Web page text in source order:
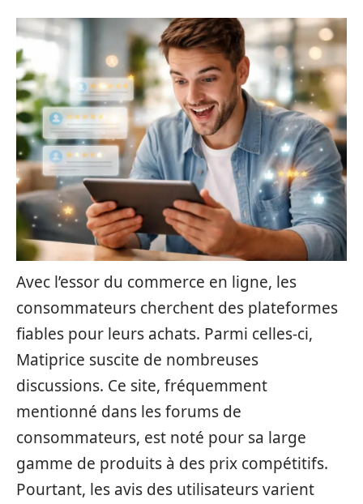
Avec l’essor du commerce en ligne, les
consommateurs cherchent des plateformes
fiables pour leurs achats. Parmi celles-ci,
Matiprice suscite de nombreuses
discussions. Ce site, fréquemment
mentionné dans les forums de
consommateurs, est noté pour sa large
gamme de produits à des prix compétitifs.
Pourtant, les avis des utilisateurs varient